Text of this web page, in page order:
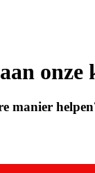
onze
manier